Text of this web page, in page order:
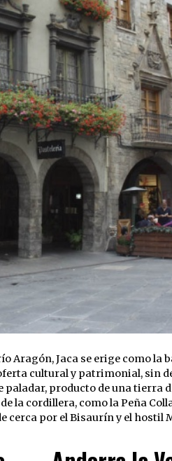
Aragón, Jaca se erige como la
cultural y patrimonial, sin
paladar, producto de una tierra
la cordillera, como la Peña
cerca por el Bisaurín y el hostil